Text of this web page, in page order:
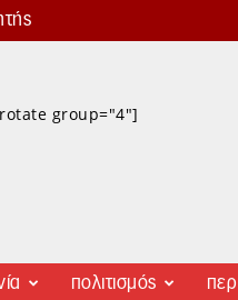
group="4"]
πολιτισμός